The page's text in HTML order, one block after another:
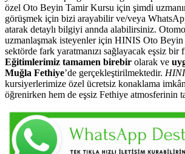
özel Oto Beyin Tamir Kursu için şimdi
görüşmek için bizi arayabilir ve/veya
atarak detaylı bilgiyi annda alabilirsiniz.
uzmanlaşmak isteyenler için HINIS Oto
sektörde fark yaratmanızı sağlayacak eşsiz bir
Eğitimlerimiz tamamen birebir olarak ve
Muğla Fethiye’de gerçekleştirilmektedir.
kursiyerlerimize özel ücretsiz konaklama
öğrenirken hem de eşsiz Fethiye atmosferinin